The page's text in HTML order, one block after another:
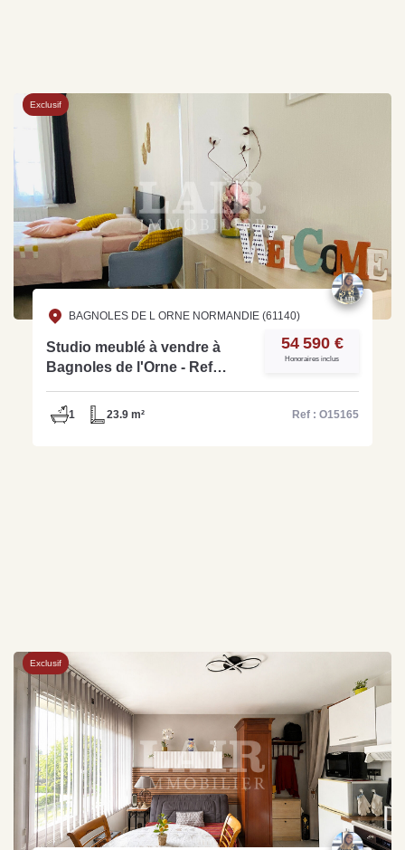
Exclusif
BAGNOLES DE L ORNE NORMANDIE (61140)
Studio meublé à vendre à
Bagnoles de l'Orne - Ref
54 590 €
Honoraires inclus
1 23.9 m² Ref : O15165
Exclusif